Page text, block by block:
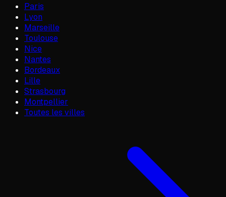
Paris
Lyon
Marseille
Toulouse
Nice
Nantes
Bordeaux
Lille
Strasbourg
Montpellier
Toutes les villes